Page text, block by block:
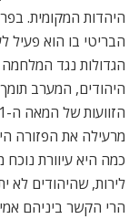
היהדות המקומית.
הבריטי בו הוא פעיל
הגדולות נגד
היהודים, המערב
מרעילה את הפזורה
כמה היא עיוורת
לירות, שהיהודים לא
הרי הקשר ביניהם